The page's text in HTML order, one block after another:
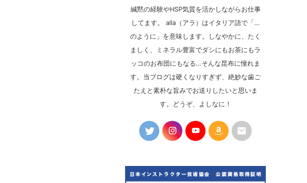
緘黙の経験やHSP気質を活かしながらお仕事
してます。 alla（アラ）はイタリア語で「…
のように」を意味します。しなやかに、たく
ましく、ミネラル豊富でダシにもお茶にもラ
ッコのお布団にもなる…そんな昆布に憧れま
す。当ブログは硬くなりすぎず、絶妙な歯ご
たえと素朴な旨みでお送りしたいと思いま
す。どうぞ、よしなに！